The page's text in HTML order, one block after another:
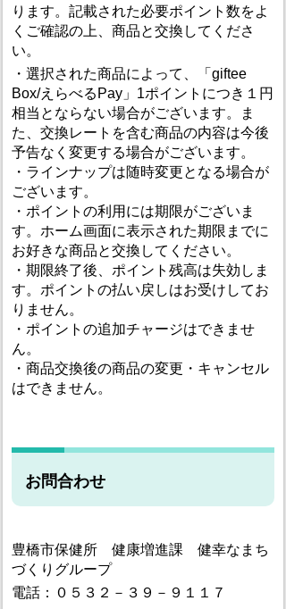
ります。記載された必要ポイント数をよ
くご確認の上、商品と交換してくださ
い。
・選択された商品によって、「giftee
Box/えらべるPay」1ポイントにつき１円
相当とならない場合がございます。ま
た、交換レートを含む商品の内容は今後
予告なく変更する場合がございます。
・ラインナップは随時変更となる場合が
ございます。
・ポイントの利用には期限がございま
す。ホーム画面に表示された期限までに
お好きな商品と交換してください。
・期限終了後、ポイント残高は失効しま
す。ポイントの払い戻しはお受けしてお
りません。
・ポイントの追加チャージはできませ
ん。
・商品交換後の商品の変更・キャンセル
はできません。
お問合わせ
豊橋市保健所 健康増進課 健幸なまち
づくりグループ
電話：０５３２－３９－９１１７